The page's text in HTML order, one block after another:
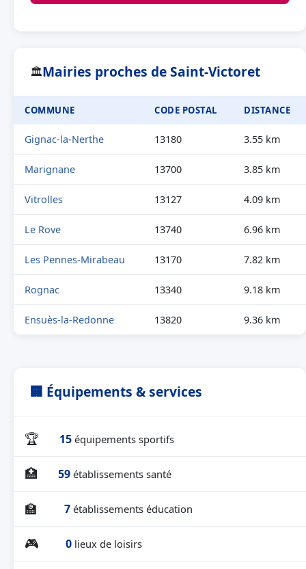
🏛Mairies proches de Saint-Victoret
COMMUNE CODE POSTAL DISTANCE
Gignac-la-Nerthe 13180 3.55 km
Marignane 13700 3.85 km
Vitrolles 13127 4.09 km
Le Rove 13740 6.96 km
Les Pennes-Mirabeau 13170 7.82 km
Rognac 13340 9.18 km
Ensuès-la-Redonne 13820 9.36 km
🏢 Équipements & services
🏆 15 équipements sportifs
🏥 59 établissements santé
🏫 7 établissements éducation
🎮 0 lieux de loisirs